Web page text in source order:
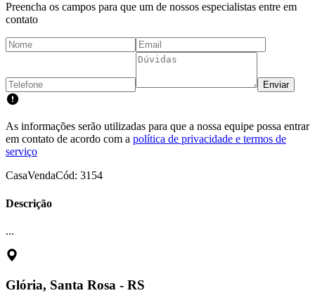
Preencha os campos para que um de nossos especialistas entre em
contato
Enviar
As informações serão utilizadas para que a nossa equipe possa entrar
em contato de acordo com a política de privacidade e termos de
serviço
CasaVendaCód: 3154
Descrição
...
Glória, Santa Rosa - RS